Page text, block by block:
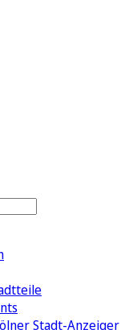
Stadt-Anzeiger